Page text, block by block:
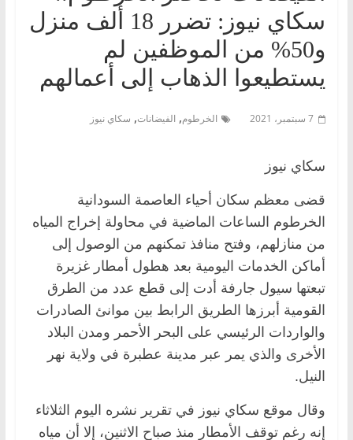
سكاي نيوز: تضرر 18 ألف منزل
و50% من الموظفين لم
يستطيعوا الذهاب إلى أعمالهم
7 سبتمبر، 2021 الخرطوم, الفيضانات, سكاي نيوز
سكاي نيوز
قضى معظم سكان أحياء العاصمة السودانية
الخرطوم الساعات الماضية في محاولة إخراج المياه
من منازلهم، وفتح منافذ تمكنهم من الوصول إلى
أماكن الخدمات اليومية بعد هطول أمطار غزيرة
تبعتها سيول جارفة أدت إلى قطع عدد من الطرق
القومية أبرزها الطريق الرابط بين موانئ الصادرات
والواردات الرئيسي على البحر الأحمر ومدن البلاد
الأخرى والذي يمر عبر مدينة عطبرة في ولاية نهر
النيل.
وقال موقع سكاي نيوز في تقرير نشره اليوم الثلاثاء
إنه رغم توقف الأمطار منذ صباح الاثنين، إلا أن مياه